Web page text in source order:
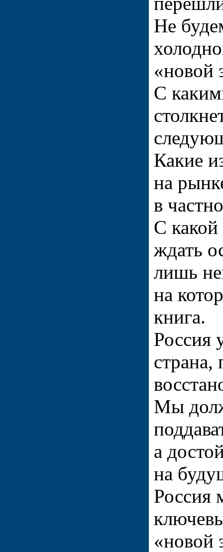
Не
«новой
С
Какие
на
в
С
ждать
лишь
на
книга.
Россия
Мы
а
на
Россия
«новой